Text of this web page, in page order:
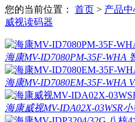
您的当前位置： 首页 > 产品
威视读码器
海康MV-ID7080PM-35F-WHA
海康MV-ID7080EM-35F-WHA
海康威视MV-IDA02X-03WSR